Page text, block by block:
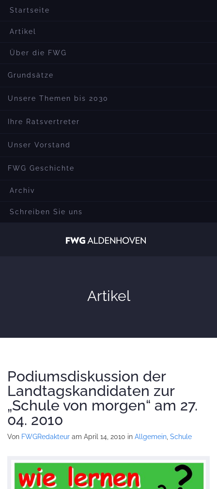
Startseite
Artikel
Über die FWG
Grundsätze
Unsere Themen bis 2030
Ihre Ratsvertreter
Unser Vorstand
FWG Geschichte
Archiv
Schreiben Sie uns
Artikel
Podiumsdiskussion der
Landtagskandidaten zur
„Schule von morgen“ am 27.
04. 2010
Von FWGRedakteur am April 14, 2010 in Allgemein Schule